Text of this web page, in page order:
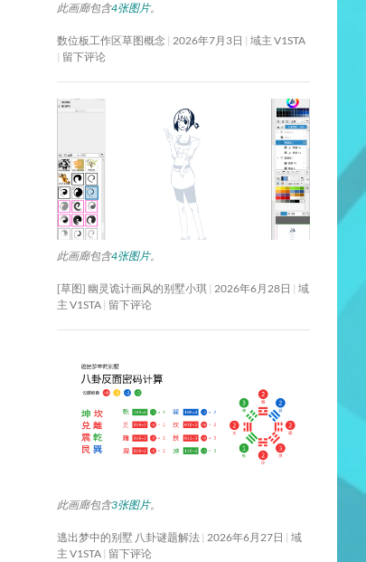
此画廊包含4张图片。
数位板工作区草图概念 2026年7月3日
域主 V1STA
留下评论
此画廊包含4张图片。
[草图] 幽灵诡计画风的别墅小琪 2026年6月28日
域
主 V1STA 留下评论
此画廊包含3张图片。
逃出梦中的别墅 八卦谜题解法 2026年6月27日
域
主 V1STA 留下评论